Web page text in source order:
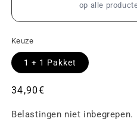
op alle
Keuze
1 + 1 Pakket
Gebruikelijke
34,90€
Belastingen niet inbegrepen.